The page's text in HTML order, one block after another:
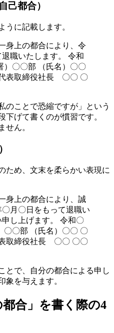
己都合）
うに記載します。
身上の都合により、令
職いたします。 令和
）〇〇部 （氏名）〇〇
表取締役社長 〇〇 〇
のことで恐縮ですが」という
下げて書くのが慣習です。
せん。
ため、文末を柔らかい表現に
身上の都合により、誠
月〇日をもって退職い
し上げます。 令和〇
〇〇部 （氏名）〇〇 〇
取締役社長 〇〇 〇〇
とで、自分の都合による申し
象を与えます。
合」を書く際の4